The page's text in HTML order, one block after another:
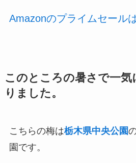
Amazonのプライムセール
このところの暑さで一気
りました。
こちらの梅は栃木県中央公園
園です。